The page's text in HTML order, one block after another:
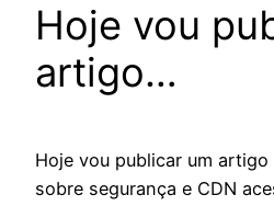
Hoje vou
artigo…
Hoje vou publicar um
sobre segurança e CDN